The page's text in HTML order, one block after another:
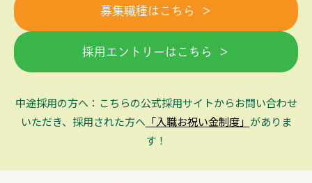
募集職種はこちら
採用エントリーはこちら
中途採用の方へ：こちらの公式採用サイトからお問い合わせ
いただき、採用された方へ 「入職お祝い金制度」 がありま
す！